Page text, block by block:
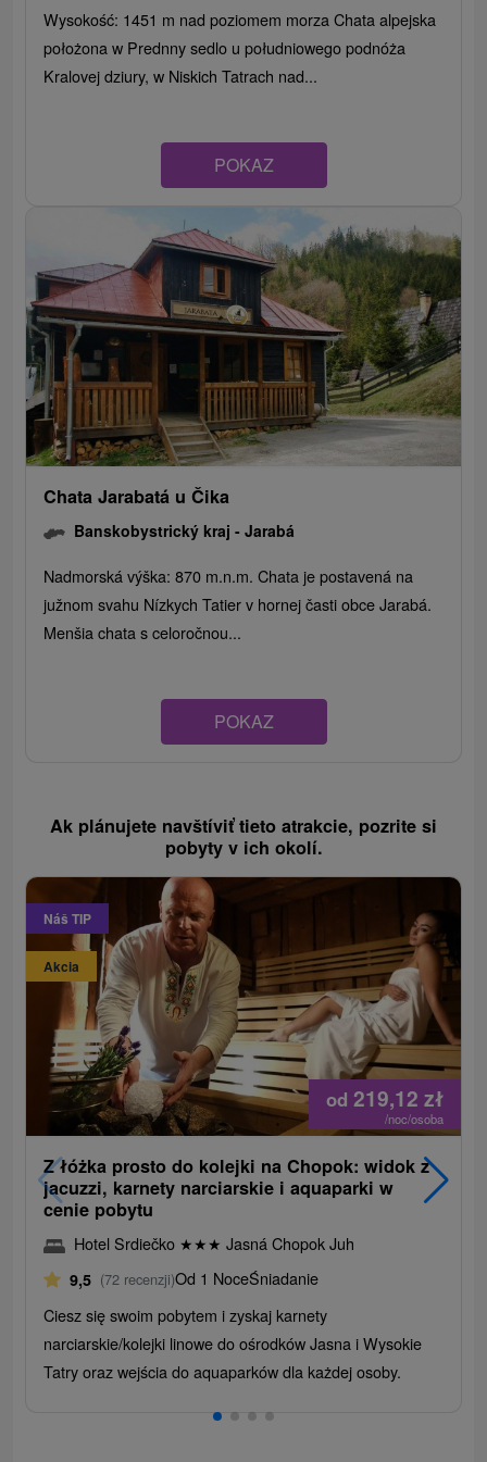
Wysokość: 1451 m nad poziomem morza Chata alpejska
położona w Prednny sedlo u południowego podnóża
Kralovej dziury, w Niskich Tatrach nad...
POKAZ
Chata Jarabatá u Čika
Banskobystrický kraj -Jarabá
Nadmorská výška: 870 m.n.m. Chata je postavená na
južnom svahu Nízkych Tatier v hornej časti obce Jarabá.
Menšia chata s celoročnou...
POKAZ
Ak plánujete navštíviť tieto atrakcie, pozrite si
pobyty v ich okolí.
Náš TIP
Akcia
od 219,12zł
/noc/osoba
Z łóżka prosto do kolejki na Chopok: widok z
jacuzzi, karnety narciarskie i aquaparki w
cenie pobytu
Hotel Srdiečko ★★★ Jasná Chopok Juh
9,5 (72 recenzji)Od 1 NoceŚniadanie
Ciesz się swoim pobytem i zyskaj karnety
narciarskie/kolejki linowe do ośrodków Jasna i Wysokie
Tatry oraz wejścia do aquaparków dla każdej osoby.